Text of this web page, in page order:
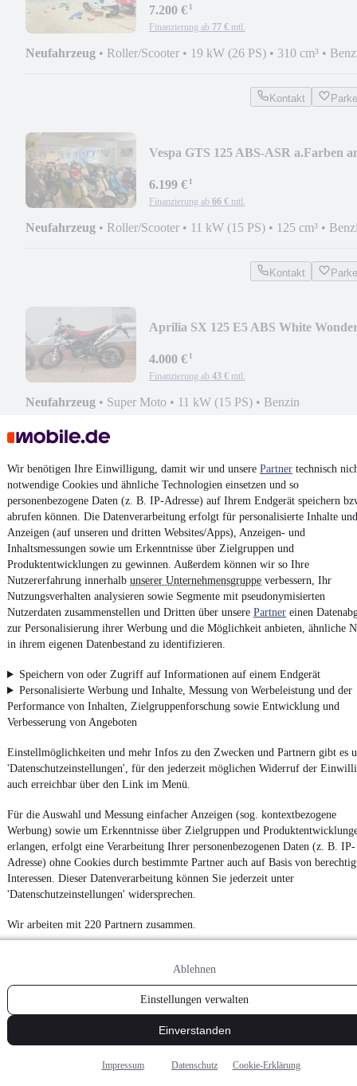
Wir benötigen Ihre Einwilligung, damit wir und unsere Partner technisch
notwendige Cookies und ähnliche Technologien einsetzen und so
personenbezogene Daten (z. B. IP-Adresse) auf Ihrem Endgerät speichern
abrufen können. Die Datenverarbeitung erfolgt für personalisierte Inhalte und
Anzeigen (auf unseren und dritten Websites/Apps), Anzeigen- und
Inhaltsmessungen sowie um Erkenntnisse über Zielgruppen und
Produktentwicklungen zu gewinnen. Außerdem können wir so Ihre
Nutzererfahrung innerhalb unserer Unternehmensgruppe verbessern, Ihr
Nutzungsverhalten analysieren sowie Segmente mit pseudonymisierten
Nutzerdaten zusammenstellen und Dritten über unsere Partner einen
zur Personalisierung ihrer Werbung und die Möglichkeit anbieten, ähnliche
in ihrem eigenen Datenbestand zu identifizieren.
Speichern von oder Zugriff auf Informationen auf einem Endgerät
Personalisierte Werbung und Inhalte, Messung von Werbeleistung und der
Performance von Inhalten, Zielgruppenforschung sowie Entwicklung und
Verbesserung von Angeboten
Einstellmöglichkeiten und mehr Infos zu den Zwecken und Partnern gibt es
'Datenschutzeinstellungen', für den jederzeit möglichen Widerruf der
auch erreichbar über den Link im Menü.
Für die Auswahl und Messung einfacher Anzeigen (sog. kontextbezogene
Werbung) sowie um Erkenntnisse über Zielgruppen und
erlangen, erfolgt eine Verarbeitung Ihrer personenbezogenen Daten (z. B. IP-
Adresse) ohne Cookies durch bestimmte Partner auch auf Basis von
Interessen. Dieser Datenverarbeitung können Sie jederzeit unter
'Datenschutzeinstellungen' widersprechen.
Wir arbeiten mit 220 Partnern zusammen.
Ablehnen
Einstellungen verwalten
Einverstanden
Impressum Datenschutz Cookie-Erklärung
7.200 €¹
Finanzierung ab 77 € mtl.
Neufahrzeug • Roller/Scooter • 19 kW (26 PS) • 310 cm³ •
Kontakt
Vespa GTS 125 ABS-ASR a.Farben
6.199 €¹
Finanzierung ab 66 € mtl.
Neufahrzeug • Roller/Scooter • 11 kW (15 PS) • 125 cm³ •
Kontakt
Aprilia SX 125 E5 ABS White
4.000 €¹
Finanzierung ab 43 € mtl.
Neufahrzeug • Super Moto • 11 kW (15 PS) • Benzin
¹MwSt. ausweisbar
4.6 Sterne
Nutze mobile.de schnell und einfach
App installieren
Impressum
AGB
Vertrag widerrufen
Datenschutz
Erklärung zur Barrierefreiheit
Report Security Vulnerability (English)
Powered by
EntdeckeKleinwagen,SUVundWohnmobileund mehr bei
mobile.de